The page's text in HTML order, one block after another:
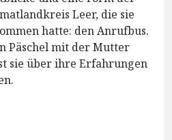
Leer, die sie
hatte: den Anrufbus.
Päschel mit der Mutter
sie über ihre Erfahrungen